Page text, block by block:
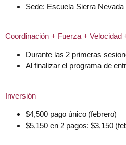
Sede: Escuela Sierra
Coordinación + Fuerza +
Durante las 2 primeras
Al finalizar el programa de
Inversión
$4,500 pago único (febrero)
$5,150 en 2 pagos: $3,150